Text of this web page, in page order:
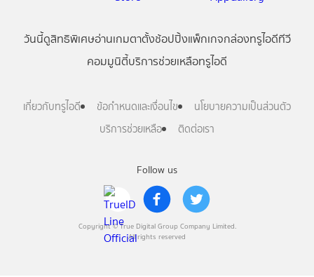
Follow us
Copyright © True Digital Group Company Limited.
All rights reserved
วันนี้ดูสิทธิพิเศษอ่านเกมตาตั้งช้อปปิ้งแพ็กเกจกล่องทรูไอดีทีวี
คอมมูนิตี้บริการช่วยเหลือทรูไอดี
เกี่ยวกับทรูไอดี ข้อกำหนดและเงื่อนไข
นโยบายความเป็นส่วนตัว
บริการช่วยเหลือ
ติดต่อเรา